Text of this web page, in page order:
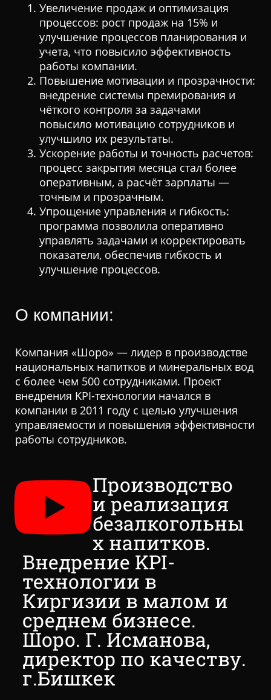
Увеличение продаж и оптимизация
процессов: рост продаж на 15% и
улучшение процессов планирования и
учета, что повысило эффективность
работы компании.
Повышение мотивации и прозрачности:
внедрение системы премирования и
чёткого контроля за задачами
повысило мотивацию сотрудников и
улучшило их результаты.
Ускорение работы и точность расчетов:
процесс закрытия месяца стал более
оперативным, а расчёт зарплаты —
точным и прозрачным.
Упрощение управления и гибкость:
программа позволила оперативно
управлять задачами и корректировать
показатели, обеспечив гибкость и
улучшение процессов.
О компании:
Компания «Шоро» — лидер в производстве
национальных напитков и минеральных вод
с более чем 500 сотрудниками. Проект
внедрения KPI-технологии начался в
компании в 2011 году с целью улучшения
управляемости и повышения эффективности
работы сотрудников.
Производство
и реализация
безалкогольны
х напитков.
Внедрение KPI-
технологии в
Киргизии в малом и
среднем бизнесе.
Шоро. Г. Исманова,
директор по качеству.
г.Бишкек